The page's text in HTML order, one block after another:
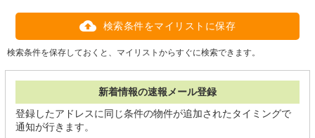
検索条件をマイリストに保存
検索条件を保存しておくと、マイリストからすぐに検索できます。
新着情報の速報メール登録
登録したアドレスに同じ条件の物件が追加されたタイミングで
通知が行きます。